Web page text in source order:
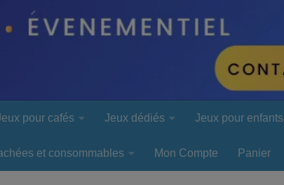
pour cafés Jeux dédiés Jeux pour enfants
et consommables Mon Compte Panier